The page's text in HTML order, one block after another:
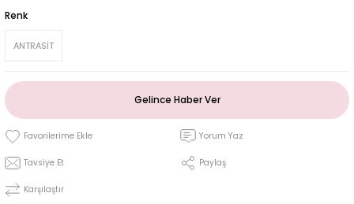
Renk
ANTRASİT
Gelince Haber Ver
Yorum Yaz
Tavsiye Et Paylaş
Karşılaştır